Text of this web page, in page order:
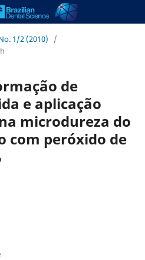
1/2 (2010)
/
de
e aplicação
microdureza do
com peróxido de